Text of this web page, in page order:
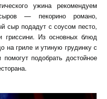
ужина рекомендуем
— пекорино романо,
сыр подадут с соусом песто,
гриссини. Из основных блюд
на гриле и утиную грудинку с
подобрать достойное